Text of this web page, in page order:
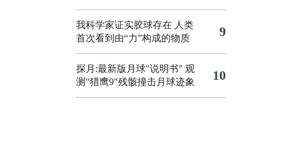
我科学家证实胶球存在 人类
首次看到由“力”构成的物质
9
探月:最新版月球"说明书" 观
测"猎鹰9"残骸撞击月球迹象
10